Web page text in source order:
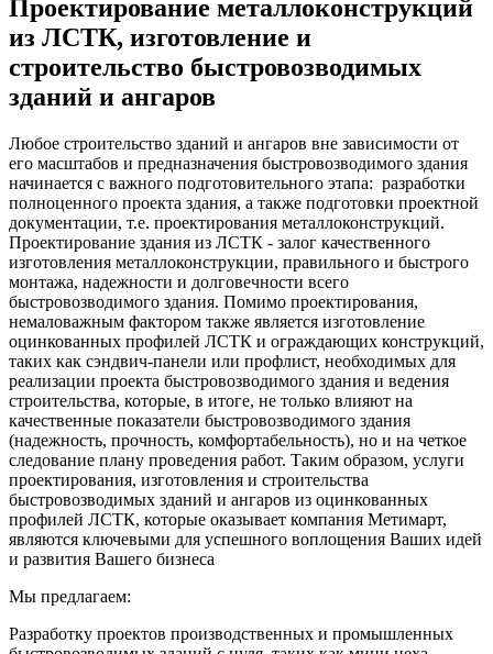
Проектирование металлоконструкций
из ЛСТК, изготовление и
строительство быстровозводимых
зданий и ангаров
Любое строительство зданий и ангаров вне зависимости от
его масштабов и предназначения быстровозводимого здания
начинается с важного подготовительного этапа: разработки
полноценного проекта здания, а также подготовки проектной
документации, т.е. проектирования металлоконструкций.
Проектирование здания из ЛСТК - залог качественного
изготовления металлоконструкции, правильного и быстрого
монтажа, надежности и долговечности всего
быстровозводимого здания. Помимо проектирования,
немаловажным фактором также является изготовление
оцинкованных профилей ЛСТК и ограждающих конструкций,
таких как сэндвич-панели или профлист, необходимых для
реализации проекта быстровозводимого здания и ведения
строительства, которые, в итоге, не только влияют на
качественные показатели быстровозводимого здания
(надежность, прочность, комфортабельность), но и на четкое
следование плану проведения работ. Таким образом, услуги
проектирования, изготовления и строительства
быстровозводимых зданий и ангаров из оцинкованных
профилей ЛСТК, которые оказывает компания Метимарт,
являются ключевыми для успешного воплощения Ваших идей
и развития Вашего бизнеса
Мы предлагаем:
Разработку проектов производственных и промышленных